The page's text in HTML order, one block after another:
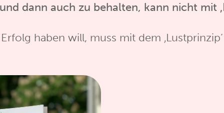
dann auch zu behalten, kann nicht mit
haben will, muss mit dem